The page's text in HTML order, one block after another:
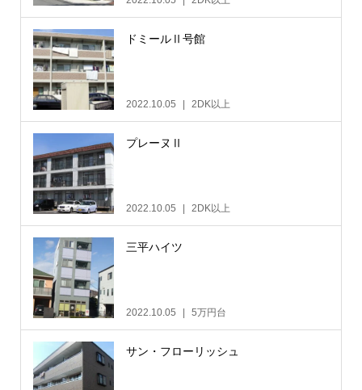
ドミールⅡ号館
2022.10.05 2DK以上
プレーヌⅡ
2022.10.05 2DK以上
三平ハイツ
2022.10.05 5万円台
サン・フローリッシュ